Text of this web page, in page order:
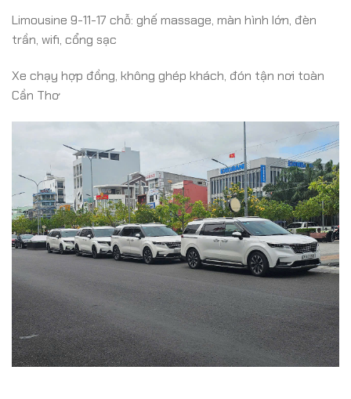
Limousine 9-11-17 chỗ: ghế massage, màn hình lớn, đèn
trần, wifi, cổng sạc
Xe chạy hợp đồng, không ghép khách, đón tận nơi toàn
Cần Thơ